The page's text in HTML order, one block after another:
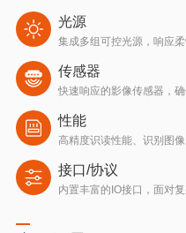
光源
集成多组可控光源，响应
传感器
快速响应的影像传感器，
性能
高精度识读性能、识别图
接口/协议
内置丰富的IO接口，面对